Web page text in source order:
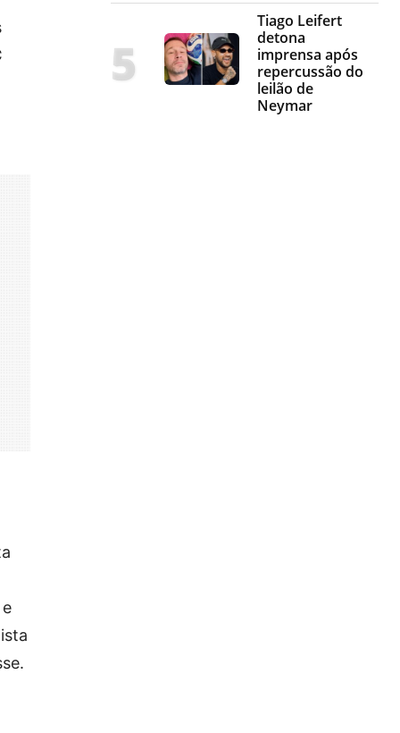
Tiago Leifert
detona
imprensa após
repercussão do
leilão de
Neymar